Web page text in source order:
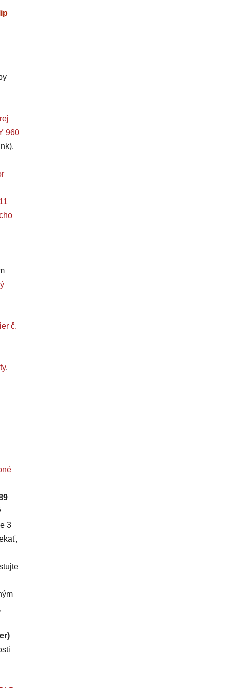
960
č.
.
3